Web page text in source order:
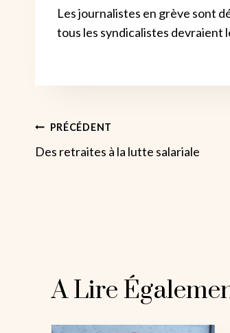
Les journalistes en grève sont
tous les syndicalistes devraient
Navigation
PRÉCÉDENT
Des retraites à la lutte salariale
A Lire